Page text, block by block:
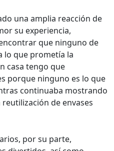
una amplia reacción de
su experiencia,
que ninguno de
lo que prometía la
casa tengo que
porque ninguno es lo que
continuaba mostrando
de envases
por su parte,